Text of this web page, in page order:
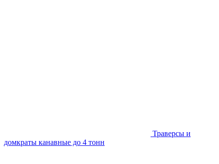
Траверсы и
домкраты канавные до 4 тонн